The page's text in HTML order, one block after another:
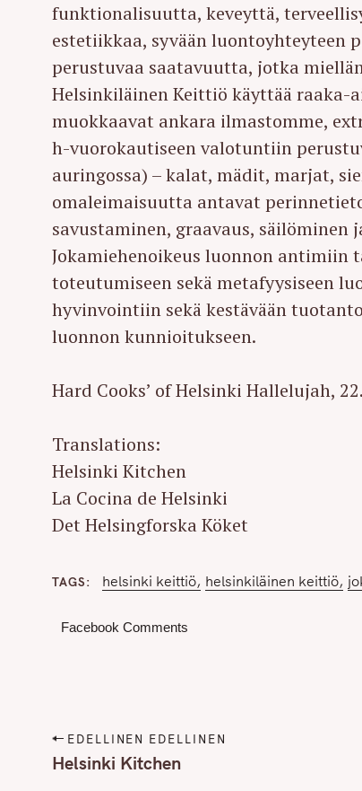
funktionalisuutta, keveyttä,
estetiikkaa, syvään luontoyhteyteen
perustuvaa saatavuutta, jotka
Helsinkiläinen Keittiö käyttää
muokkaavat ankara ilmastomme,
h-vuorokautiseen valotuntiin
auringossa) – kalat, mädit, marjat,
omaleimaisuutta antavat
savustaminen, graavaus, säilöminen
Jokamiehenoikeus luonnon antimiin
toteutumiseen sekä metafyysiseen
hyvinvointiin sekä kestävään
luonnon kunnioitukseen.
Hard Cooks’ of Helsinki Hallelujah,
Translations:
Helsinki Kitchen
La Cocina de Helsinki
Det Helsingforska Köket
TAGS helsinki keittiö helsinkiläinen keittiö
Facebook Comments
P
o
EDELLINEN EDELLINEN
Helsinki Kitchen
S
e
a
r
f
o
r
: